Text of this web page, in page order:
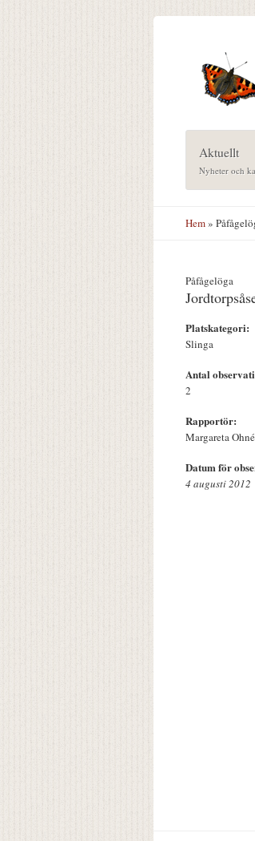
Aktuellt
Nyheter och
Hem»
Påfågelöga
Platskategori:
Slinga
Antal
2
Rapportör:
Margareta Ohné
Datum för
4 augusti 2012